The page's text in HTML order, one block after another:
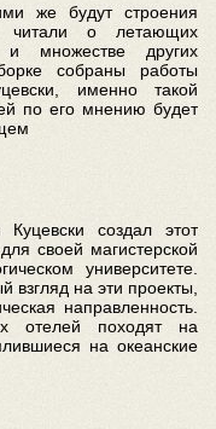
же будут строения
читали о летающих
и множестве других
собраны работы
именно такой
по его мнению будет
Куцевски создал этот
своей магистерской
университете.
взгляд на эти проекты,
направленность.
отелей походят на
на океанские